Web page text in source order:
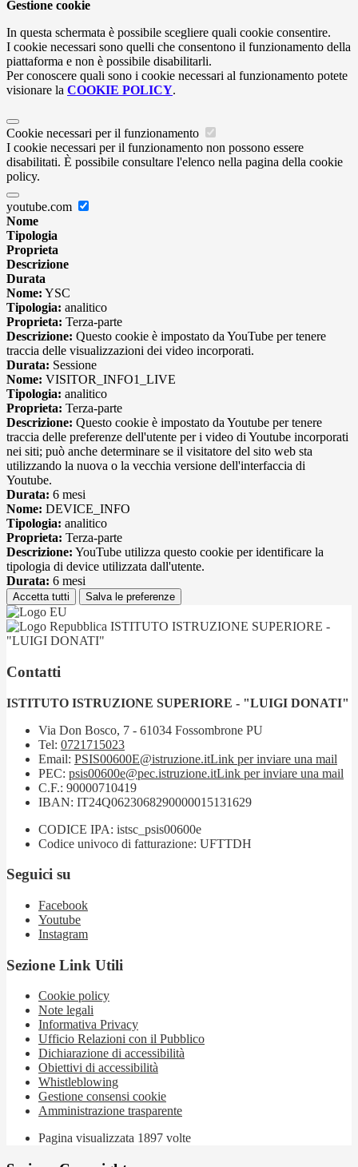
Gestione cookie
In questa schermata è possibile scegliere quali cookie consentire.
I cookie necessari sono quelli che consentono il funzionamento della
piattaforma e non è possibile disabilitarli.
Per conoscere quali sono i cookie necessari al funzionamento potete
visionare la COOKIE POLICY.
Cookie necessari per il funzionamento
I cookie necessari per il funzionamento non possono essere
disabilitati. È possibile consultare l'elenco nella pagina della cookie
policy.
youtube.com
Nome
Tipologia
Proprieta
Descrizione
Durata
Nome: YSC
Tipologia: analitico
Proprieta: Terza-parte
Descrizione: Questo cookie è impostato da YouTube per tenere
traccia delle visualizzazioni dei video incorporati.
Durata: Sessione
Nome: VISITOR_INFO1_LIVE
Tipologia: analitico
Proprieta: Terza-parte
Descrizione: Questo cookie è impostato da Youtube per tenere
traccia delle preferenze dell'utente per i video di Youtube incorporati
nei siti; può anche determinare se il visitatore del sito web sta
utilizzando la nuova o la vecchia versione dell'interfaccia di
Youtube.
Durata: 6 mesi
Nome: DEVICE_INFO
Tipologia: analitico
Proprieta: Terza-parte
Descrizione: YouTube utilizza questo cookie per identificare la
tipologia di device utilizzata dall'utente.
Durata: 6 mesi
Accetta tutti Salva le preferenze
ISTITUTO ISTRUZIONE SUPERIORE -
"LUIGI DONATI"
Contatti
ISTITUTO ISTRUZIONE SUPERIORE - "LUIGI DONATI"
Via Don Bosco, 7 - 61034 Fossombrone PU
Tel: 0721715023
Email: PSIS00600E@istruzione.itLink per inviare una mail
PEC: psis00600e@pec.istruzione.itLink per inviare una mail
C.F.: 90000710419
IBAN: IT24Q0623068290000015131629
CODICE IPA: istsc_psis00600e
Codice univoco di fatturazione: UFTTDH
Seguici su
Facebook
Youtube
Instagram
Sezione Link Utili
Cookie policy
Note legali
Informativa Privacy
Ufficio Relazioni con il Pubblico
Dichiarazione di accessibilità
Obiettivi di accessibilità
Whistleblowing
Gestione consensi cookie
Amministrazione trasparente
Pagina visualizzata 1897 volte